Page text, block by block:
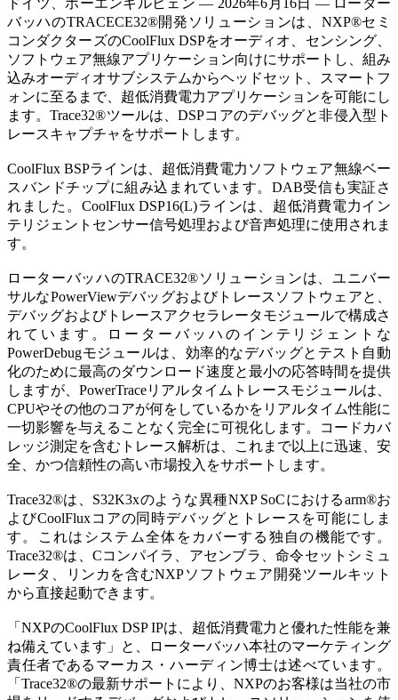
ドイツ、ホーエンキルヒェン — 2026年6月16日 — ローター
バッハのTRACECE32®開発ソリューションは、NXP®セミ
コンダクターズのCoolFlux DSPをオーディオ、センシング、
ソフトウェア無線アプリケーション向けにサポートし、組み
込みオーディオサブシステムからヘッドセット、スマートフ
ォンに至るまで、超低消費電力アプリケーションを可能にし
ます。Trace32®ツールは、DSPコアのデバッグと非侵入型ト
レースキャプチャをサポートします。
CoolFlux BSPラインは、超低消費電力ソフトウェア無線ベー
スバンドチップに組み込まれています。DAB受信も実証さ
れました。CoolFlux DSP16(L)ラインは、超低消費電力イン
テリジェントセンサー信号処理および音声処理に使用されま
す。
ローターバッハのTRACE32®ソリューションは、ユニバー
サルなPowerViewデバッグおよびトレースソフトウェアと、
デバッグおよびトレースアクセラレータモジュールで構成さ
れています。ローターバッハのインテリジェントな
PowerDebugモジュールは、効率的なデバッグとテスト自動
化のために最高のダウンロード速度と最小の応答時間を提供
しますが、PowerTraceリアルタイムトレースモジュールは、
CPUやその他のコアが何をしているかをリアルタイム性能に
一切影響を与えることなく完全に可視化します。コードカバ
レッジ測定を含むトレース解析は、これまで以上に迅速、安
全、かつ信頼性の高い市場投入をサポートします。
Trace32®は、S32K3xのような異種NXP SoCにおけるarm®お
よびCoolFluxコアの同時デバッグとトレースを可能にしま
す。これはシステム全体をカバーする独自の機能です。
Trace32®は、Cコンパイラ、アセンブラ、命令セットシミュ
レータ、リンカを含むNXPソフトウェア開発ツールキット
から直接起動できます。
「NXPのCoolFlux DSP IPは、超低消費電力と優れた性能を兼
ね備えています」と、ローターバッハ本社のマーケティング
責任者であるマーカス・ハーディン博士は述べています。
「Trace32®の最新サポートにより、NXPのお客様は当社の市